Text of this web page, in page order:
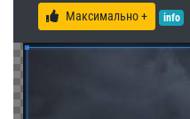
Максимально + info